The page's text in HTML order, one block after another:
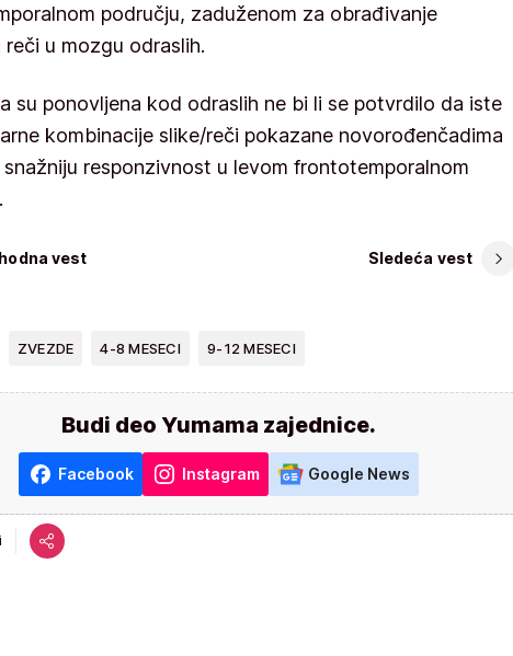
području, zaduženom za obrađivanje
reči u mozgu odraslih.
su ponovljena kod odraslih ne bi li se potvrdilo da iste
kombinacije slike/reči pokazane novorođenčadima
responzivnost u levom frontotemporalnom
vest Sledeća vest
ZVEZDE 4-8 MESECI 9-12 MESECI
Budi deo Yumama zajednice.
Facebook Instagram Google News